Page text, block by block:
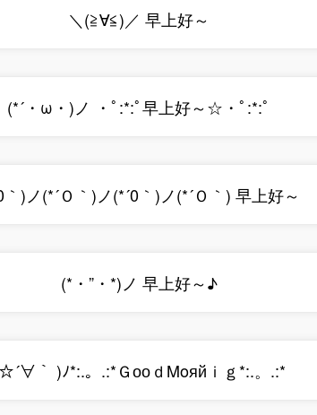
＼(≧∀≦)／ 早上好～
(*´・ω・)ノ ・ﾟ:*:ﾟ早上好～☆・ﾟ:*:ﾟ
｀)ノ(*´Ｏ｀)ノ(*´0｀)ノ(*´Ｏ｀) 早上好～
(*・”・*)ノ 早上好～♪
｀ )ﾉ*:.。.:*ＧооｄΜοяйｉｇ*:.。.:*